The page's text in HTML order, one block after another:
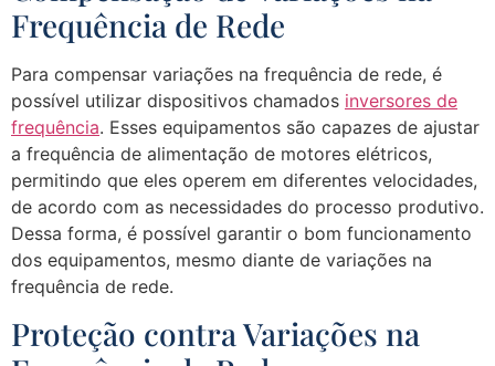
Frequência de Rede
Para compensar variações na frequência de rede, é
possível utilizar dispositivos chamados inversores de
frequência. Esses equipamentos são capazes de ajustar
a frequência de alimentação de motores elétricos,
permitindo que eles operem em diferentes velocidades,
de acordo com as necessidades do processo produtivo.
Dessa forma, é possível garantir o bom funcionamento
dos equipamentos, mesmo diante de variações na
frequência de rede.
Proteção contra Variações na